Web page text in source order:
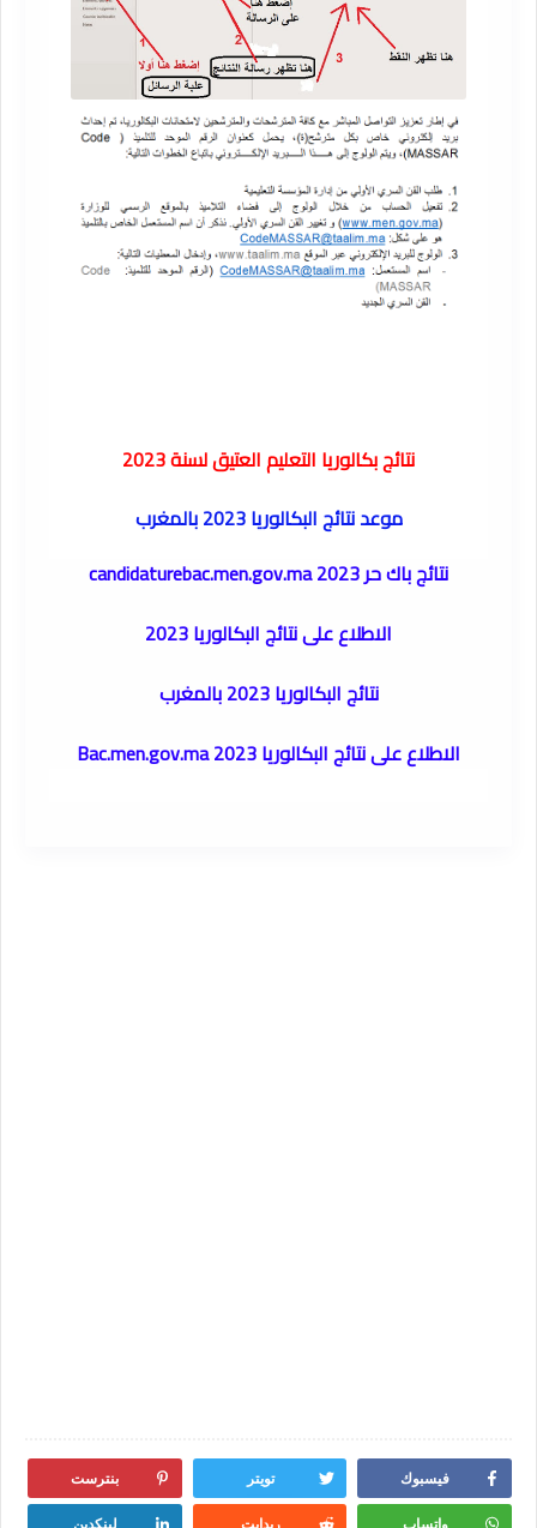
نتائج بكالوريا التعليم العتيق لسنة 2023
موعد نتائج البكالوريا 2023 بالمغرب
نتائج باك حر 2023 candidaturebac.men.gov.ma
الاطلاع على نتائج البكالوريا 2023
نتائج البكالوريا 2023 بالمغرب
الاطلاع على نتائج البكالوريا 2023 Bac.men.gov.ma
فيسبوك تويتر بنترست